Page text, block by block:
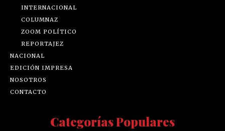
INTERNACIONAL
COLUMNAZ
ZOOM POLÍTICO
REPORTAJEZ
NACIONAL
EDICIÓN IMPRESA
NOSOTROS
CONTACTO
Categorías Populares